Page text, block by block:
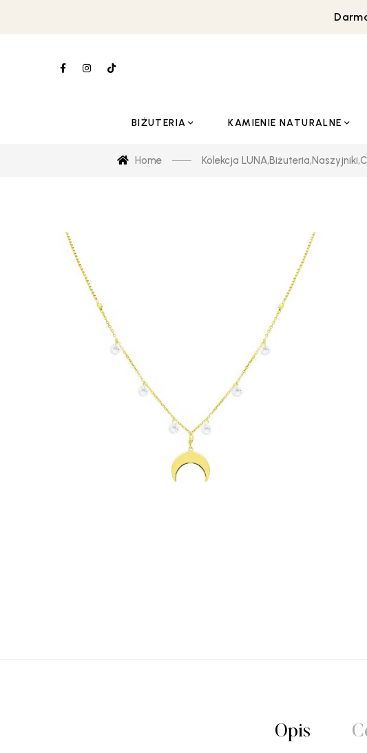
BIŻUTERIA KAMIENIE NATURALNE
Home Kolekcja LUNA,Biżuteria,Naszyjniki,
Opis